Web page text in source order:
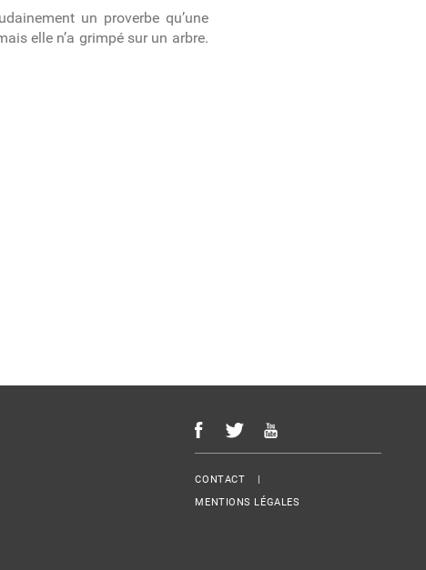
un proverbe qu’une
elle n’a grimpé sur un arbre.
Menu Footer
CONTACT
MENTIONS LÉGALES